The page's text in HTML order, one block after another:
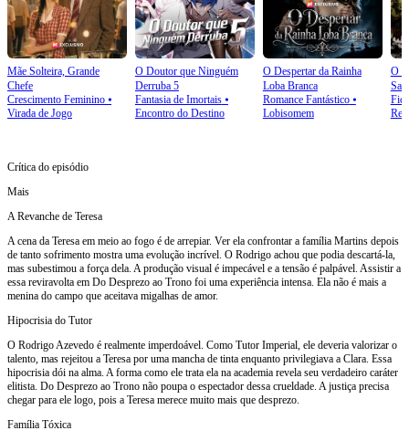
Mãe Solteira, Grande
Chefe
Crescimento Feminino ⦁
Virada de Jogo
O Doutor que Ninguém
Derruba 5
Fantasia de Imortais⦁
Encontro do Destino
O Despertar da Rainha
Loba Branca
Romance Fantástico⦁
Lobisomem
O
Crítica do episódio
Mais
A Revanche de Teresa
A cena da Teresa em meio ao fogo é de arrepiar. Ver ela confrontar a família Martins depois
de tanto sofrimento mostra uma evolução incrível. O Rodrigo achou que podia descartá-la,
mas subestimou a força dela. A produção visual é impecável e a tensão é palpável. Assistir a
essa reviravolta em Do Desprezo ao Trono foi uma experiência intensa. Ela não é mais a
menina do campo que aceitava migalhas de amor.
Hipocrisia do Tutor
O Rodrigo Azevedo é realmente imperdoável. Como Tutor Imperial, ele deveria valorizar o
talento, mas rejeitou a Teresa por uma mancha de tinta enquanto privilegiava a Clara. Essa
hipocrisia dói na alma. A forma como ele trata ela na academia revela seu verdadeiro caráter
elitista. Do Desprezo ao Trono não poupa o espectador dessa crueldade. A justiça precisa
chegar para ele logo, pois a Teresa merece muito mais que desprezo.
Família Tóxica